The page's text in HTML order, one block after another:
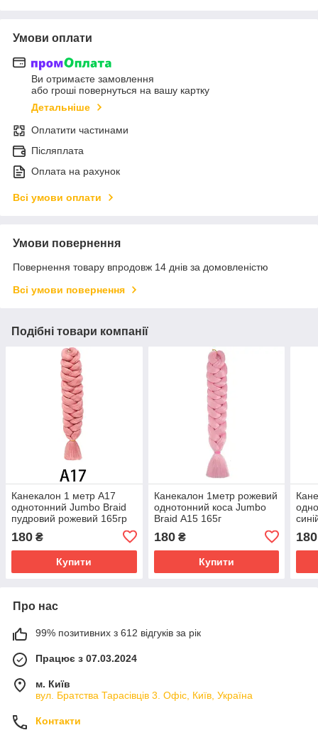
Умови оплати
Ви отримаєте замовлення
або гроші повернуться на вашу картку
Детальніше
Оплатити частинами
Післяплата
Оплата на рахунок
Всі умови оплати
Умови повернення
Повернення товару впродовж 14 днів за домовленістю
Всі умови повернення
Подібні товари компанії
Канекалон 1 метр А17
однотонний Jumbo Braid
пудровий рожевий 165гр
180 ₴
Купити
Канекалон 1метр рожевий
однотонний коса Jumbo
Braid А15 165г
180₴
Купити
180
Про нас
99% позитивних з 612 відгуків за рік
Працює з 07.03.2024
м. Київ
вул. Братства Тарасівців 3. Офіс, Київ, Україна
Контакти